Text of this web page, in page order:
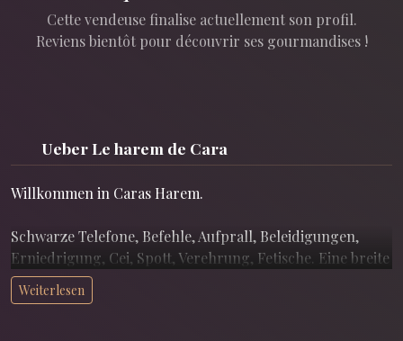
Cette vendeuse finalise actuellement son profil.
Reviens bientôt pour découvrir ses gourmandises !
Ueber Le harem de Cara
Willkommen in Caras Harem.
Schwarze Telefone, Befehle, Aufprall, Beleidigungen,
Erniedrigung, Cei, Spott, Verehrung, Fetische. Eine breite
Palette von Praktiken, die gemacht wurden, um mich
abzulenken.
Weiterlesen